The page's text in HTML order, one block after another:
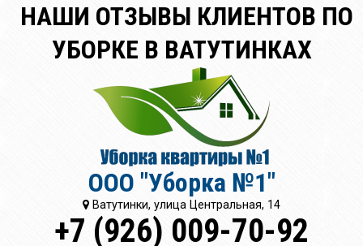
НАШИ ОТЗЫВЫ КЛИЕНТОВ ПО
УБОРКЕ В ВАТУТИНКАХ
ООО "Уборка №1"
Ватутинки, улица Центральная, 14
+7 (926) 009-70-92